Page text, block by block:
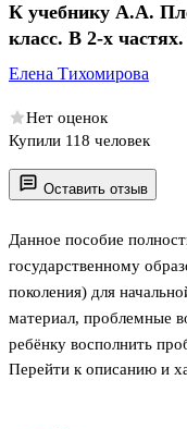
Оставить отзыв
Данное пособие
государственному
поколения) для
материал, проблемные
ребёнку восполнить
выполнить
Перейти к описанию и
К учебнику А.А.
класс. В 2-х
Елена Тихомирова
Нет оценок
Купили 118 человек